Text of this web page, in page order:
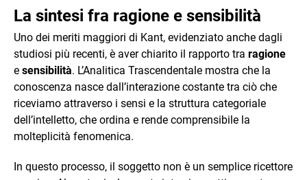
La sintesi fra ragione e sensibilità
Uno dei meriti maggiori di Kant, evidenziato anche dagli
studiosi più recenti, è aver chiarito il rapporto tra ragione
e sensibilità. L’Analitica Trascendentale mostra che la
conoscenza nasce dall’interazione costante tra ciò che
riceviamo attraverso i sensi e la struttura categoriale
dell’intelletto, che ordina e rende comprensibile la
molteplicità fenomenica.
In questo processo, il soggetto non è un semplice ricettore